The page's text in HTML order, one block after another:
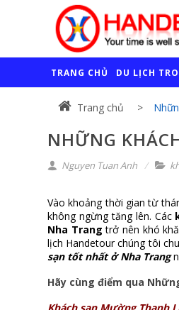
TRANG CHỦ DU LỊCH
Trang chủ
NHỮNG
Nguyen Tuan Anh
Vào khoảng thời gian từ
không ngừng tăng lên. Các
Nha Trang trở nên khó
lịch Handetour chúng tôi
sạn tốt nhất ở Nha Trang
Hãy cùng điểm qua